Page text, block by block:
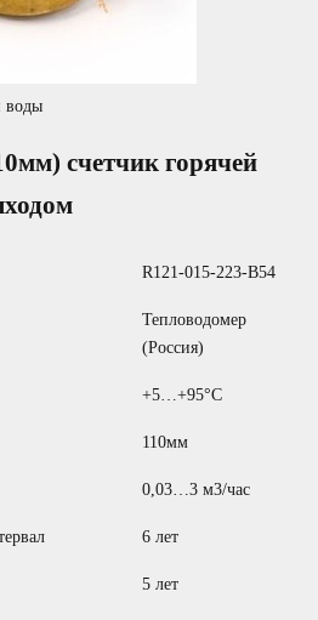
воды
счетчик горячей
R121-015-223-B54
Тепловодомер
(Россия)
+5…+95°С
110мм
0,03…3 м3/час
6 лет
5 лет